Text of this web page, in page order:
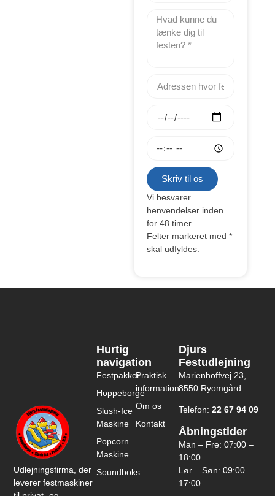
Skriv til os
Vi besvarer
henvendelser inden
for 48 timer.​​
Felter markeret med *
skal udfyldes.
Udlejningsfirma, der
leverer festmaskiner
Hurtig
navigation
Festpakker
Hoppeborge
Slush-Ice
Maskine
Popcorn
Maskine
Soundboks
Praktisk
information
Om os
Kontakt
Djurs
Festudlejning
Marienhoffvej 23,
8550 Ryomgård
Telefon:22 67 94 09
Åbningstider
Man – Fre: 07:00 –
18:00
Lør – Søn: 09:00 –
17:00